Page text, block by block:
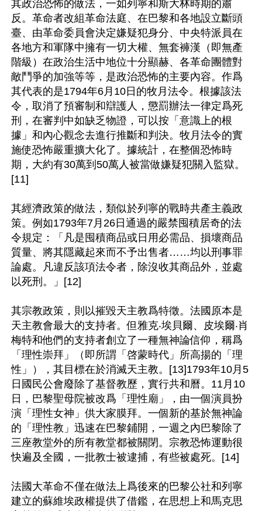
其政治恐怖的做法，一如列寧和斯大林時期的肅
反。革命者改組革命法庭、在巴黎和各地設立斷頭
臺、由革命委員會決定嫌疑犯身分、中央特派員在
各地方和軍隊中擁有一切大權、無套褲漢（即無產
階級）在政治生活中地位十分顯赫、各革命團體對
敵鬥爭的加強等等，是政治恐怖的主要內容。作爲
其代表的是1794年6月10日的牧月法令。根據該法
令，取消了預審制和辯護人，懲罰辦法一律定爲死
刑，在審判中如缺乏物證，可以按「意識上的根
據」和內心觀念去進行推斷和判決。牧月法令的實
施使恐怖嚴重擴大化了。據統計，在整個恐怖時
期，大約有30萬到50萬人被當做嫌疑犯關入監獄。
[11]
其經濟政策的做法，類似於列寧的戰時共產主義政
策。例如1793年7月26日通過的嚴禁囤積居奇的法
令規定：「凡是囤積商品或日用必需品、損壞商品
質量、將其隱藏起來而不予出售者……均以刑事罪
論處。凡違反該項法令者，除沒收其商品外，並處
以死刑。」[12]
其宗教政策，則以摧毀天主教爲特徵。法國原本是
天主教會最大的支持者。但雅克‧埃貝爾、皮埃爾‧肖
梅特和他們的支持者創立了一種無神論信仰，稱爲
「理性崇拜」（即所謂「啓蒙時代」所高揚的「理
性」），其目標在於消滅天主教。[13]1793年10月5
日國民公會廢除了基督教歷，實行共和曆。11月10
日，巴黎聖母院被改爲「理性廟」，由一個演員扮
演「理性女神」供大家膜拜。一個新的基於無神論
的「理性教」迅速在巴黎鋪開，一週之內巴黎除了
三座教堂外的所有教堂都被關閉。宗教恐怖運動很
快遍及全國，一批教士被逮捕，有些被處死。[14]
法國大革命不僅在做法上爲後來的巴黎公社和列寧
建立的蘇維埃政權提供了借鑑，在思想上和馬克思